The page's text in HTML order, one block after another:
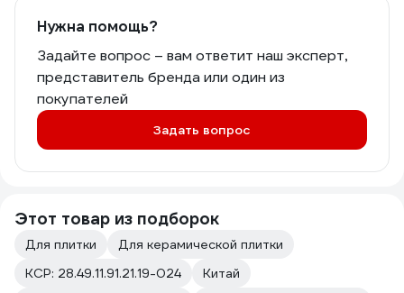
Нужна помощь?
Задайте вопрос – вам ответит наш эксперт,
представитель бренда или один из
покупателей
Задать вопрос
Этот товар из подборок
Для плитки
Для керамической плитки
КСР: 28.49.11.91.21.19-024
Китай